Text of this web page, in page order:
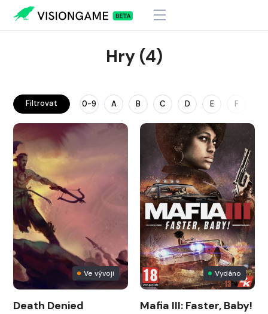
Hry (4)
Filtrovat 0-9 A B C D E F
Ve vývoji
Death Denied
Vydáno
Mafia III: Faster, Baby!